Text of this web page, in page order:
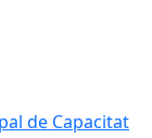
de Capacitat